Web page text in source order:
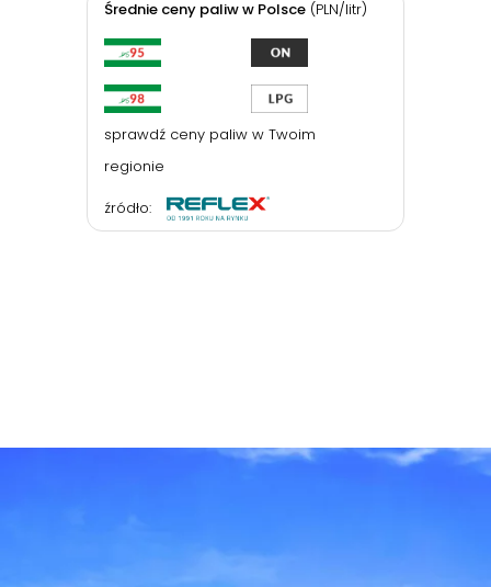
Średnie ceny paliw w Polsce (PLN/litr)
sprawdź ceny paliw w Twoim
regionie
źródło: